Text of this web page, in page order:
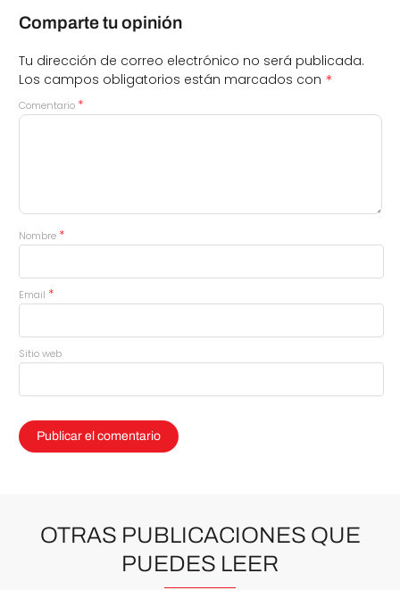
Comparte tu opinión
Tu dirección de correo electrónico no será publicada.
Los campos obligatorios están marcados con *
Comentario *
Nombre *
Email *
Sitio web
OTRAS PUBLICACIONES QUE
PUEDES LEER